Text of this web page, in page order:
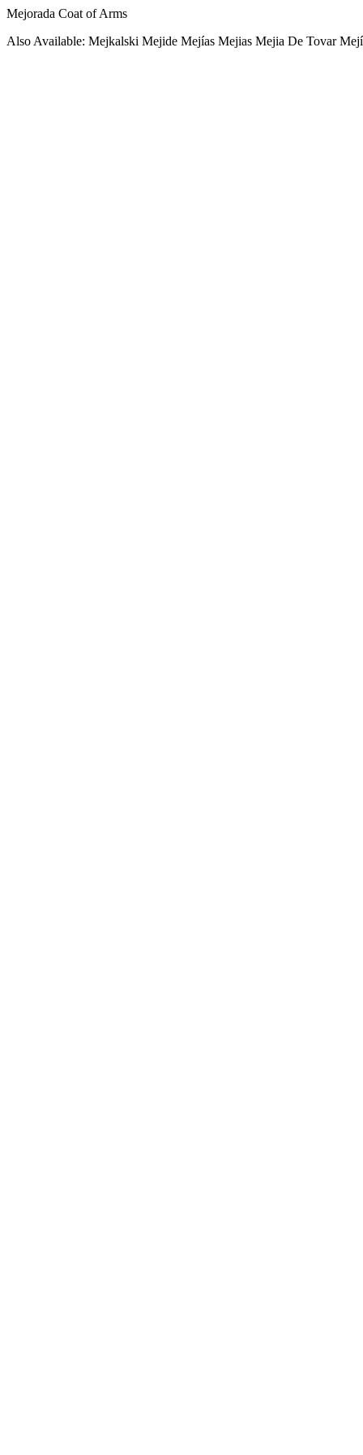
Mejorada Coat of Arms
Also Available: Mejkalski Mejide Mejías Mejias Mejia De Tovar